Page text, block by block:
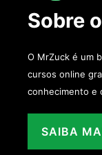
Sobre
O MrZuck é um
cursos online
conhecimento e
SAIBA